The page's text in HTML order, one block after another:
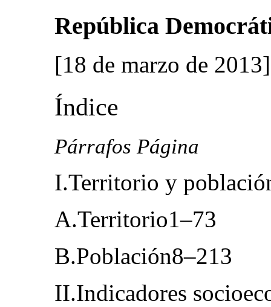
República
[18 de marzo de 2013]
Índice
Párrafos Página
I.Territorio y
A.Territorio1–73
B.Población8–213
II.Indicadores